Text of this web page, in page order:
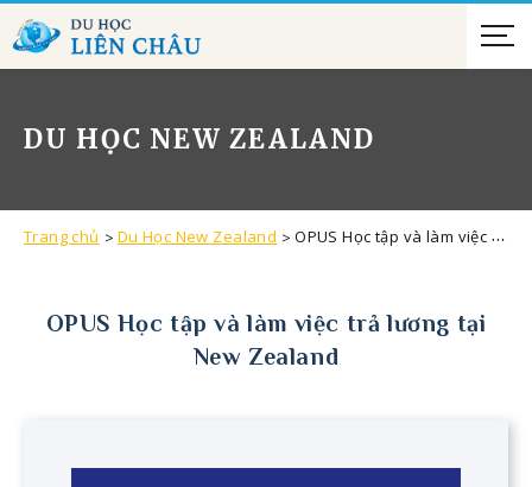
DU HỌC NEW ZEALAND
Trang chủ Du Học New Zealand OPUS Học tập và làm việc trả lương tại New Zealand
OPUS Học tập và làm việc trả lương tại
New Zealand